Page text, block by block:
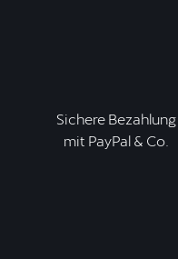
Sichere Bezahlung
mit PayPal & Co.